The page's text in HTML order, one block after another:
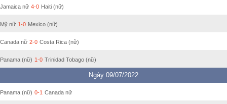
Jamaica nữ 4-0 Haiti (nữ)
Mỹ nữ 1-0 Mexico (nữ)
Canada nữ 2-0 Costa Rica (nữ)
Panama (nữ) 1-0 Trinidad Tobago (nữ)
Ngày 09/07/2022
Panama (nữ) 0-1 Canada nữ